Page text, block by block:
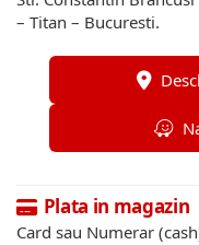
– Titan – Bucuresti.
Plata in magazin
Card sau Numerar